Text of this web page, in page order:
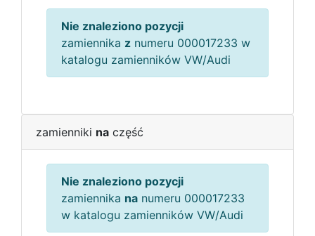
Nie znaleziono pozycji
zamiennika z numeru 000017233 w
katalogu zamienników VW/Audi
zamienniki na część
Nie znaleziono pozycji
zamiennika na numeru 000017233
w katalogu zamienników VW/Audi